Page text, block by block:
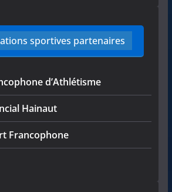
sportives partenaires
d’Athlétisme
Hainaut
Francophone